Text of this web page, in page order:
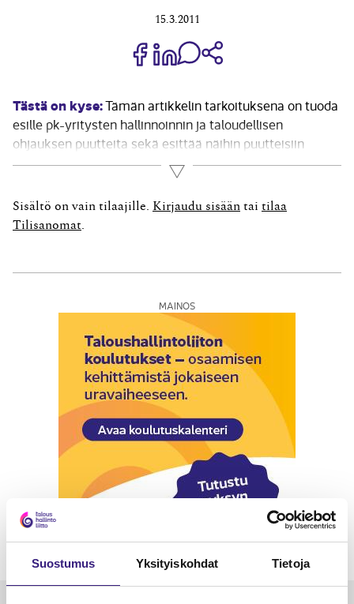
Suostumus Yksityiskohdat Tietoja
15.3.2011
Jaa Share on Facebook
Jaa Share on LinkedIn
Jaa WhatsApp-viestinä
Tästä on kyse:Tämän artikkelin tarkoituksena on tuoda
esille pk-yritysten hallinnoinnin ja taloudellisen
ohjauksen puutteita sekä esittää näihin puutteisiin
ratkaisuja. Oletan, että ihanteelliset pk-yritykset
kehittävät toimintaansa aktiivisesti, investoivat,
kasvavat ja luovat suomalaiseen yhteiskuntaan uusia
työpaikkoja. Ihanteeni vastaa vain harvoin todellisuutta,
Lue lisää
Sisältö on vain tilaajille. Kirjaudu sisään tai tilaa
Tilisanomat
MAINOS